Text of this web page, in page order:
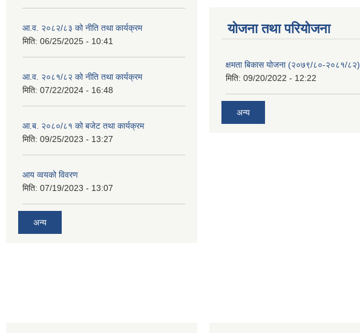
आ.व. २०८२/८३ को नीति तथा कार्यक्रम
मिति: 06/25/2025 - 10:41
आ.व. २०८१/८२ को नीति तथा कार्यक्रम
मिति: 07/22/2024 - 16:48
आ.ब. २०८०/८१ को बजेट तथा कार्यक्रम
मिति: 09/25/2023 - 13:27
आय व्वयको विवरण
मिति: 07/19/2023 - 13:07
अन्य
याेजना तथा परियाेजना
क्षमता बिकास योजना (२०७९/८०-२०८१/८२)
मिति: 09/20/2022 - 12:22
अन्य